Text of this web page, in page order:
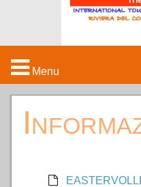
Menu
IL TORNEO